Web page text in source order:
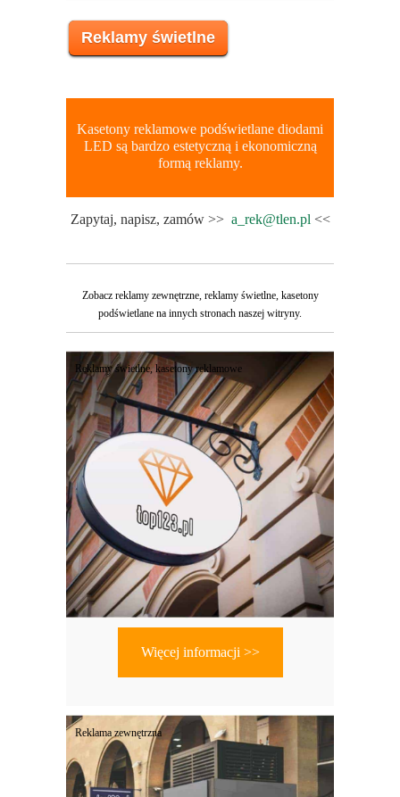
Reklamy świetlne
Kasetony reklamowe podświetlane diodami
LED są bardzo estetyczną i ekonomiczną
formą reklamy.
Zapytaj, napisz, zamów >> a_rek@tlen.pl <<
Zobacz reklamy zewnętrzne, reklamy świetlne, kasetony
podświetlane na innych stronach naszej witryny.
Reklamy świetlne, kasetony reklamowe
Więcej informacji >>
Reklama zewnętrzna